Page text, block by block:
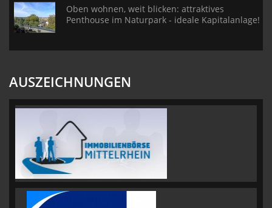
Oben wohnen, weit blicken: attraktives
Penthouse im Naturpark - ideale Kapitalanlage!
AUSZEICHNUNGEN